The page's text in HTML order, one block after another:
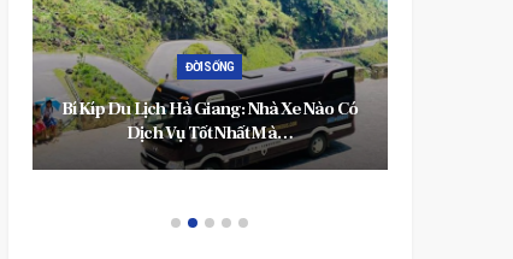
Có
ĐỜI SỐNG
Những Chính Sách Mới Quan Trọng Có
Hiệu Lực Từ Tháng 11/2023…